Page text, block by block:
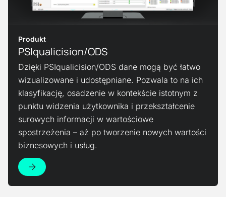
Produkt
PSIqualicision/ODS
Dzięki PSIqualicision/ODS dane mogą być łatwo
wizualizowane i udostępniane. Pozwala to na ich
klasyfikację, osadzenie w kontekście istotnym z
punktu widzenia użytkownika i przekształcenie
surowych informacji w wartościowe
spostrzeżenia – aż po tworzenie nowych wartości
biznesowych i usług.